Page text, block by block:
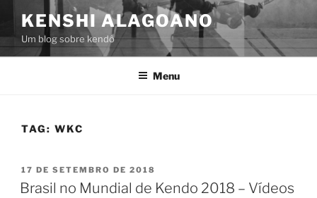
conteúdo
KENSHI ALAGOANO
Um blog sobre kendô
Menu
TAG: WKC
PUBLICADO
EM
17 DE SETEMBRO DE 2018
Brasil no Mundial de Kendo 2018 – Vídeos